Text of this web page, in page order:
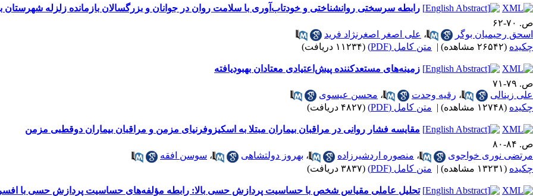
رابطه سرسختی روانشناختی و خودتاب‌آوری با سلامت روان در جوانان و بزرگسالان بازمانده زلزله شهرستان
ص. ۷۰-۶۲
اسحق رحیمیان بوگر
، علی اصغر اصغرنژاد فرید
چکیده (۲۶۵۴۲ مشاهده) | متن کامل (PDF) (۱۱۲۳۴ دریافت)
زمینه‌های مستعدکننده پیش‌اعتیادی معتادان بهبودیافته
ص. ۷۹-۷۱
علی زینالی
، رقیه وحدت ، محسن عیسوی
چکیده (۱۲۷۴۸ مشاهده) | متن کامل (PDF) (۴۸۲۷ دریافت)
مقایسه فشار روانی در مراقبان بیماران مبتلا به اسکیزوفرنیای مزمن و مراقبان بیماران دوقطبی مزمن
ص. ۸۴-۸۰
مرتضی نوری خواجوی
، منصوره اردشیرزاده ، بهروز دولتشاهی ، سوسن افقه
چکیده (۱۳۲۳۱ مشاهده) | متن کامل (PDF) (۳۸۳۷ دریافت)
تحلیل عاملی مقیاس شخص با حساسیت پردازش حسی بالا: رابطه مؤلفه‌های حساسیت پردازش حسی با